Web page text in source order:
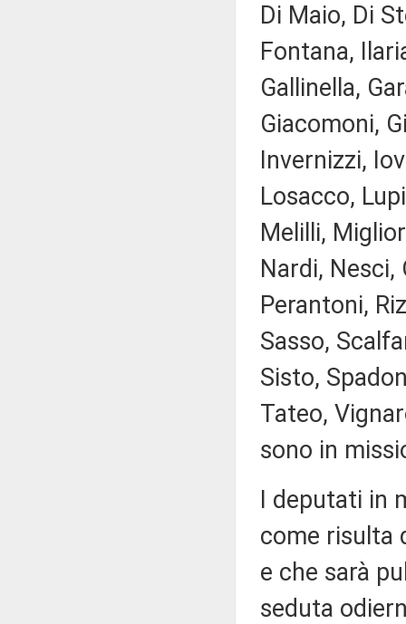
Di Maio, Di
Fontana,
Gallinella,
Giacomoni,
Invernizzi,
Losacco,
Melilli,
Nardi, Nesci,
Perantoni,
Sasso,
Sisto,
Tateo,
sono in
I deputati in
come risulta
e che sarà
seduta